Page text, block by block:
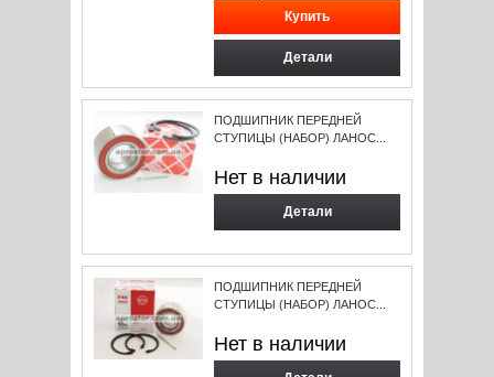
Детали
ПОДШИПНИК ПЕРЕДНЕЙ
СТУПИЦЫ (НАБОР) ЛАНОС...
Нет в наличии
Детали
ПОДШИПНИК ПЕРЕДНЕЙ
СТУПИЦЫ (НАБОР) ЛАНОС...
Нет в наличии